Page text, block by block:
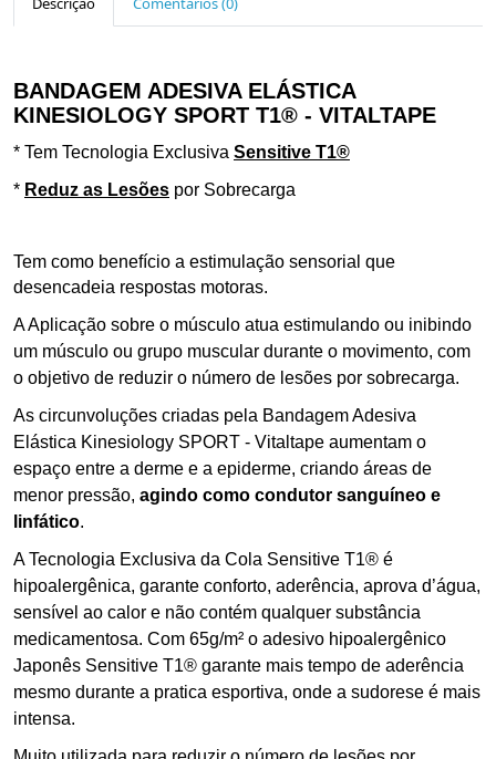
BANDAGEM ADESIVA ELÁSTICA
KINESIOLOGY SPORT T1® - VITALTAPE
* Tem Tecnologia Exclusiva Sensitive T1®
* Reduz as Lesões por Sobrecarga
Tem como benefício a estimulação sensorial que
desencadeia respostas motoras.
A Aplicação sobre o músculo atua estimulando ou inibindo
um músculo ou grupo muscular durante o movimento, com
o objetivo de reduzir o número de lesões por sobrecarga.
As circunvoluções criadas pela Bandagem Adesiva
Elástica Kinesiology SPORT - Vitaltape aumentam o
espaço entre a derme e a epiderme, criando áreas de
menor pressão, agindo como condutor sanguíneo e
linfático.
A Tecnologia Exclusiva da Cola Sensitive T1® é
hipoalergênica, garante conforto, aderência, aprova d’água,
sensível ao calor e não contém qualquer substância
medicamentosa. Com 65g/m² o adesivo hipoalergênico
Japonês Sensitive T1® garante mais tempo de aderência
mesmo durante a pratica esportiva, onde a sudorese é mais
intensa.